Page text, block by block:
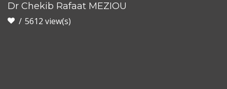
Dr Chekib Rafaat MEZIOU
5612 view(s)